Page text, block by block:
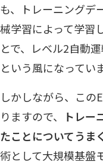
も、トレーニングデ
械学習によって学習
とで、レベル2自動
という風になってい
しかしながら、この
りますので、
トレー
たことについてうま
術として大規模基盤